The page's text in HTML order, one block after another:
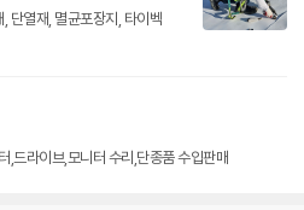
열재, 멸균포장지, 타이벡
,드라이브,모니터 수리,단종품 수입판매